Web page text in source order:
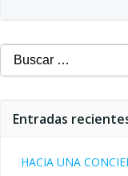
Buscar:
Entradas
HACIA UNA